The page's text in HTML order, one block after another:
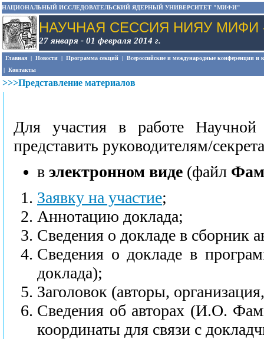
НАЦИОНАЛЬНЫЙ ИССЛЕДОВАТЕЛЬСКИЙ ЯДЕРНЫЙ УНИВЕРСИТЕТ "МИФИ"
НАУЧНАЯ СЕССИЯ НИЯУ МИФИ -
27 января - 01 февраля 2014 г.
Главная | Новости | Программа секций | Всероссийские и международные конференции и
| Контакты
>>>Представление материалов
Для участия в работе
представить руководителям/
в электронном виде (файл
Заявку на участие;
Аннотацию доклада;
Сведения о докладе в сборник
Сведения о докладе в
доклада);
Заголовок (авторы,
Сведения об авторах (И.О.
координаты для связи с